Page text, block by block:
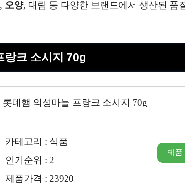
, 오양, 대림 등 다양한 브랜드에서 생산된 품
랑크 소시지 70g
롯데햄 의성마늘 프랑크 소시지 70g
카테고리 : 식품
인기순위 : 2
제품가격 : 23920
제품